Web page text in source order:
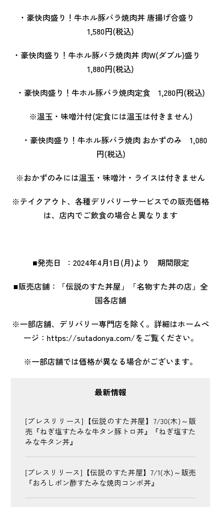
・豪快肉盛り！牛ホル豚バラ焼肉丼 唐揚げ合盛り
1,580円(税込)
・豪快肉盛り！牛ホル豚バラ焼肉丼 肉W(ダブル)盛り
1,880円(税込)
・豪快肉盛り！牛ホル豚バラ焼肉定食 1,280円(税込)
※温玉・味噌汁付(定食には温玉は付きません)
・豪快肉盛り！牛ホル豚バラ焼肉 おかずのみ 1,080
円(税込)
※おかずのみには温玉・味噌汁・ライスは付きません
※テイクアウト、各種デリバリーサービスでの販売価格
は、店内でご飲食の場合と異なります
■発売日 ：2024年4月1日(月)より 期間限定
■販売店舗：「伝説のすた丼屋」「名物すた丼の店」全
国各店舗
※一部店舗、デリバリー専門店を除く。詳細はホームペ
ージ： https://sutadonya.com/をご覧ください。
※一部店舗では価格が異なる場合がございます。
最新情報
[プレスリリース]【伝説のすた丼屋】7/30(木)～販
売『ねぎ塩すたみな牛タン豚トロ丼』『ねぎ塩すた
みな牛タン丼』
[プレスリリース]【伝説のすた丼屋】7/1(水)～販売
『おろしポン酢すたみな焼肉コンボ丼』